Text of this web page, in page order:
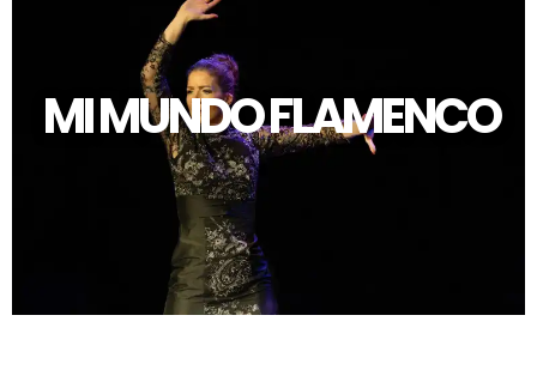
MI MUNDO FLAMENCO